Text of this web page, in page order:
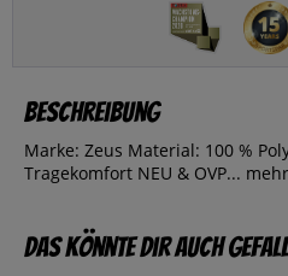
Beschreibung
Marke: Zeus Material: 100 %
Tragekomfort NEU & OVP... mehr
Das könnte dir auch